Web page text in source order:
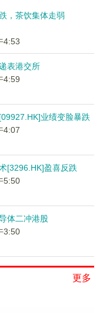
，茶饮集体走弱
4:53
表港交所
4:59
业绩变脸暴跌
4:07
[3296.HK]盈喜反跌
5:50
体二冲港股
3:50
更多